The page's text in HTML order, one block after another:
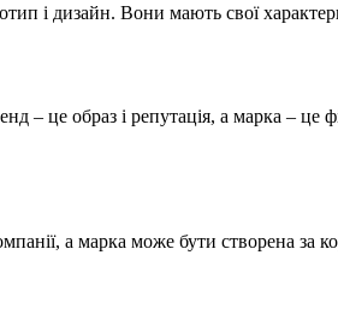
і дизайн. Вони мають свої
– це образ і репутація, а марка – це
а марка може бути створена за